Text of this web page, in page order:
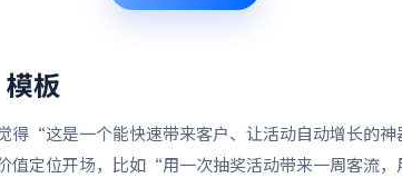
模板
得“这是一个能快速带来客户、让活动自动增长的
值定位开场，比如“用一次抽奖活动带来一周客流